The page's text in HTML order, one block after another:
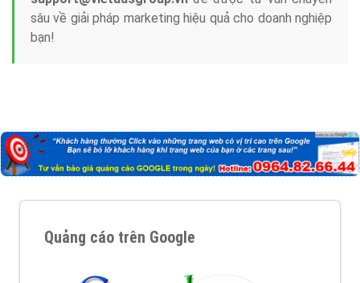
sâu về giải pháp marketing hiệu quả cho doanh nghiệp
bạn!
Quảng cáo trên Google